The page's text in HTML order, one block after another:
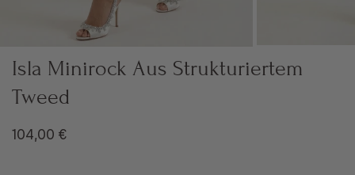
Isla Minirock Aus Strukturiertem
Tweed
Angebot
104,00 €